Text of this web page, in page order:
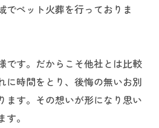
でペット火葬を行っておりま
です。だからこそ他社とは比較
に時間をとり、後悔の無いお別
ます。その想いが形になり思い
。